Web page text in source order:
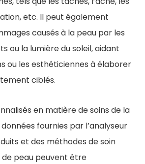
etc. Il peut également
causés à la peau par les
ou la lumière du soleil, aidant
ou les esthéticiennes à élaborer
ciblés.
en matière de soins de la
fournies par l’analyseur
et des méthodes de soin
peau peuvent être